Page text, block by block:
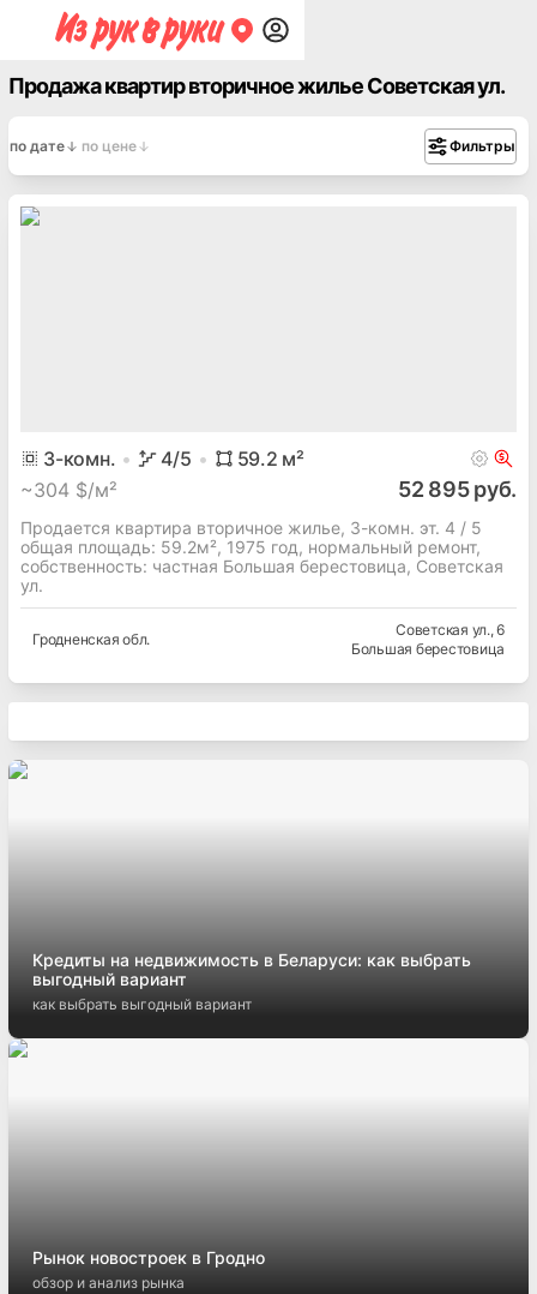
Продажа квартир вторичное жилье Советская ул.
по дате по цене Фильтры
3-комн. 4/5 59.2 м²
~304 $/м² 52 895 руб.
Продается квартира вторичное жилье, 3-комн. эт. 4 / 5
общая площадь: 59.2м², 1975 год, нормальный ремонт,
собственность: частная Большая берестовица, Советская
ул.
Гродненская обл.
Советская ул., 6
Большая берестовица
Кредиты на недвижимость в Беларуси: как выбрать
выгодный вариант
как выбрать выгодный вариант
Рынок новостроек в Гродно
обзор и анализ рынка